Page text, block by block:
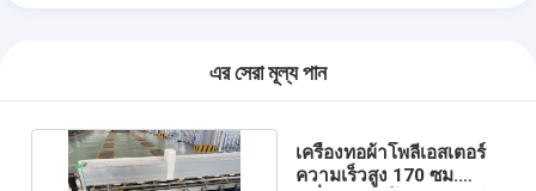
এর সেরা মূল্য পান
เครื่องทอผ้าโพลีเอสเตอร์
ความเร็วสูง 170 ซม.